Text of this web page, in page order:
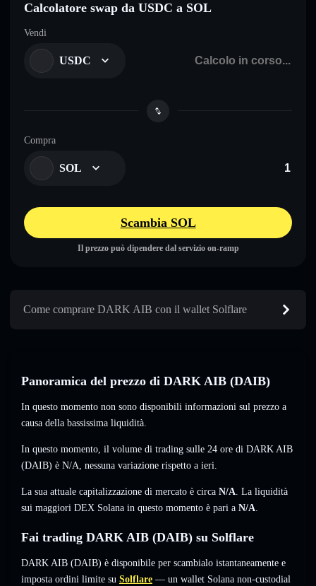
Calcolatore swap da USDC a SOL
Vendi
USDC
Compra
SOL
Scambia SOL
Il prezzo può dipendere dal servizio on-ramp
Come comprare DARK AIB con il wallet Solflare
Panoramica del prezzo di DARK AIB (DAIB)
In questo momento non sono disponibili informazioni sul prezzo a
causa della bassissima liquidità.
In questo momento, il volume di trading sulle 24 ore di DARK AIB
(DAIB) è N/A, nessuna variazione rispetto a ieri.
La sua attuale capitalizzazione di mercato è circa N/A. La liquidità
sui maggiori DEX Solana in questo momento è pari a N/A.
Fai trading DARK AIB (DAIB) su Solflare
DARK AIB (DAIB) è disponibile per scambialo istantaneamente e
imposta ordini limite su Solflare — un wallet Solana non-custodial